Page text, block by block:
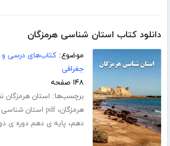
دانلود کتاب استان شناسی هرمزگان
موضوع:کتاب‌های درسی و
جغرافی
۱۴۸ صفحه
برچسب‌ها: استان هرمزگان
هرمزگان،pdf استان شناسی دهم
دهم، پایه ی دهم دوره ی